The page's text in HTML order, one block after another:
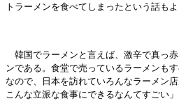
トラーメンを食べてしまったという話もよ
韓国でラーメンと言えば、激辛で真っ
ンである。食堂で売っているラーメンも
なので、日本を訪れていろんなラーメン
こんな立派な食事にできるなんてすごい